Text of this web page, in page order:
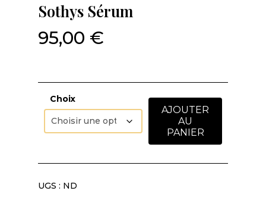
Sothys Sérum
95,00 €
Choix
AJOUTER
AU
PANIER
UGS : ND